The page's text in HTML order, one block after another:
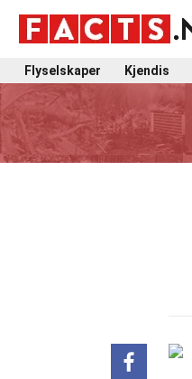
Flyselskaper Kjendis